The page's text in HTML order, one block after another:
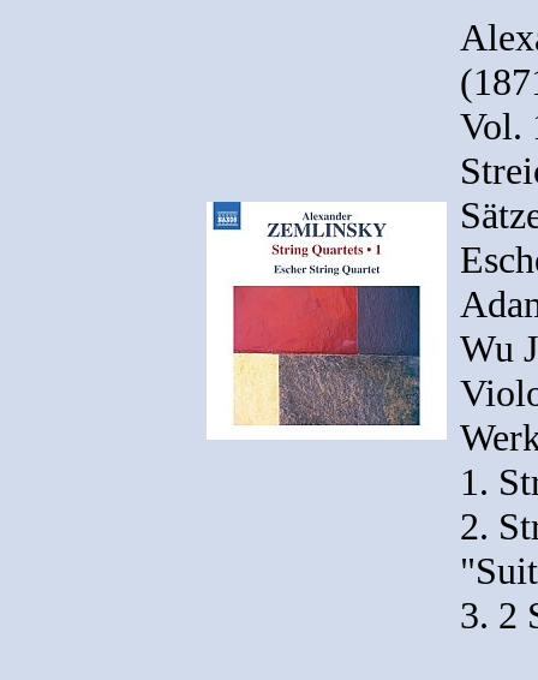
Vol.
Wu
1.
2.
3. 2